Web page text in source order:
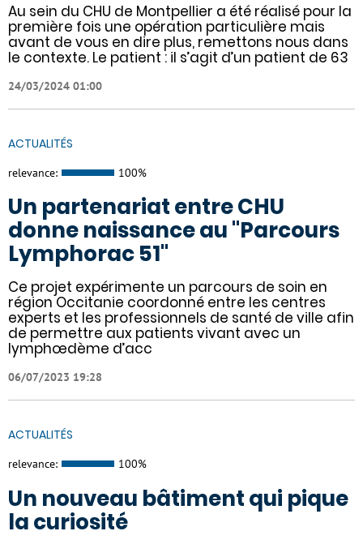
Au sein du CHU de Montpellier a été réalisé pour la
première fois une opération particulière mais
avant de vous en dire plus, remettons nous dans
le contexte. Le patient : il s’agit d’un patient de 63
24/03/2024 01:00
ACTUALITÉS
relevance: 100%
Un partenariat entre CHU
donne naissance au "Parcours
Lymphorac 51"
Ce projet expérimente un parcours de soin en
région Occitanie coordonné entre les centres
experts et les professionnels de santé de ville afin
de permettre aux patients vivant avec un
lymphœdème d’acc
06/07/2023 19:28
ACTUALITÉS
relevance: 100%
Un nouveau bâtiment qui pique
la curiosité